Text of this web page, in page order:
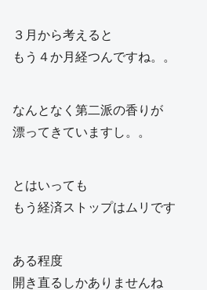
３月から考えると
もう４か月経つんですね。。
なんとなく第二派の香りが
漂ってきていますし。。
とはいっても
もう経済ストップはムリです
ある程度
開き直るしかありませんね